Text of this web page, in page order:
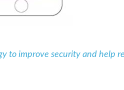
to improve security and help